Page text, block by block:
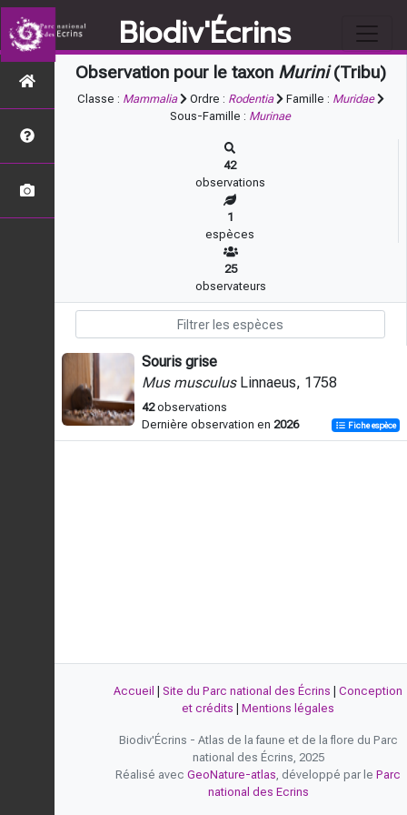
Biodiv'Écrins
Observation pour le taxon Murini(Tribu)
Classe : Mammalia Ordre : Rodentia Famille : Muridae
Sous-Famille : Murinae
42
observations
1
espèces
25
observateurs
Souris grise
Mus musculusLinnaeus, 1758
42observations
Dernière observation en 2026 Fiche espèce
Accueil Site du Parc national des Écrins
Conception
et crédits
Mentions légales
Biodiv'Écrins - Atlas de la faune et de la flore du Parc
national des Écrins, 2025
Réalisé avec GeoNature-atlas, développé par le Parc
national des Ecrins